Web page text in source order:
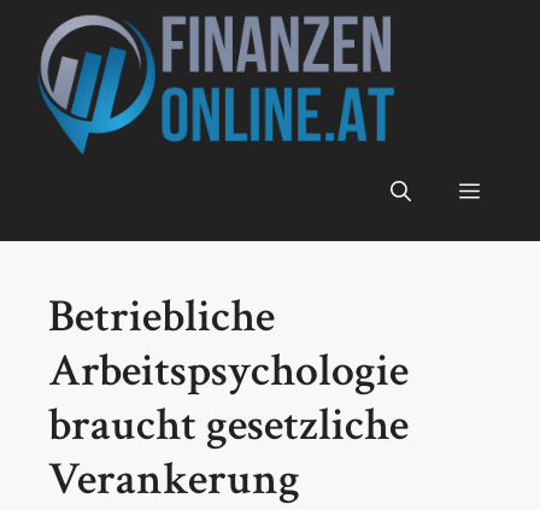
Inhalt
springen
Menü
Betriebliche
Arbeitspsychologie
braucht gesetzliche
Verankerung